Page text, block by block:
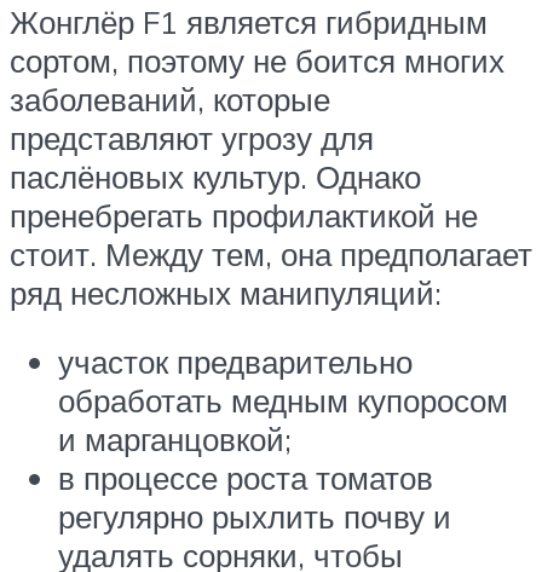
Жонглёр F1 является гибридным
сортом, поэтому не боится многих
заболеваний, которые
представляют угрозу для
паслёновых культур. Однако
пренебрегать профилактикой не
стоит. Между тем, она предполагает
ряд несложных манипуляций:
участок предварительно
обработать медным купоросом
и марганцовкой;
в процессе роста томатов
регулярно рыхлить почву и
удалять сорняки, чтобы